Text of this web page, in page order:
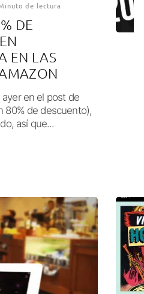
de lectura
DE
EN LAS
en el post de
80% de descuento),
así que...